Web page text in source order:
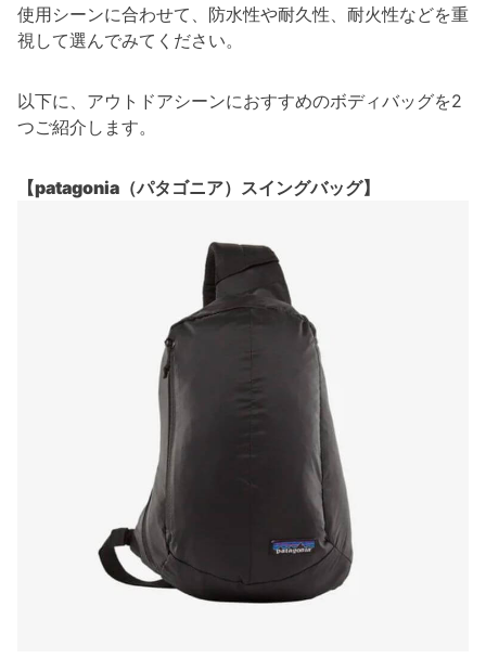
使用シーンに合わせて、防水性や耐久性、耐火性などを重
視して選んでみてください。
以下に、アウトドアシーンにおすすめのボディバッグを2
つご紹介します。
【patagonia（パタゴニア）スイングバッグ】